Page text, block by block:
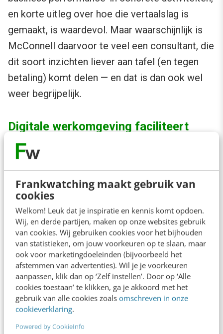
Frankwatching maakt gebruik van
cookies
Welkom! Leuk dat je inspiratie en kennis komt opdoen.
Wij, en derde partijen, maken op onze websites gebruik
van cookies. Wij gebruiken cookies voor het bijhouden
van statistieken, om jouw voorkeuren op te slaan, maar
ook voor marketingdoeleinden (bijvoorbeeld het
afstemmen van advertenties). Wil je je voorkeuren
aanpassen, klik dan op ‘Zelf instellen’. Door op ‘Alle
cookies toestaan’ te klikken, ga je akkoord met het
gebruik van alle cookies zoals omschreven in onze
cookieverklaring.
Powered by CookieInfo
en korte uitleg over hoe die vertaalslag is
gemaakt, is waardevol. Maar waarschijnlijk is
McConnell daarvoor te veel een consultant, die
dit soort inzichten liever aan tafel (en tegen
betaling) komt delen — en dat is dan ook wel
weer begrijpelijk.
Digitale werkomgeving faciliteert
transformatie werkwijze
Een van de conclusies uit het rapport is dat
veel organisaties hun werkwijze willen
veranderen. Er moet meer samengewerkt
worden, innovatie moet beter en vanuit meer
verschillende invalshoeken en personen.
Waarschijnlijk, maar die link legt het onderzoek
niet, ook weer uit oogpunt van de
bovengenoemde primaire doelstellingen —
waarvan efficiency en kostenbesparing me hier
de belangrijkste lijkt.